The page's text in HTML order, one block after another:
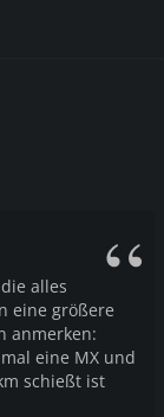
alles
eine größere
anmerken:
eine MX und
schießt ist